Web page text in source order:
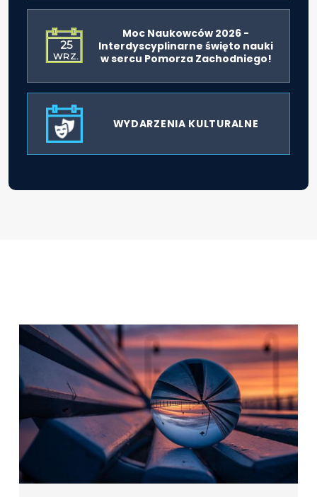
25
WRZ.
Moc Naukowców 2026 -
Interdyscyplinarne święto nauki
w sercu Pomorza Zachodniego!
WYDARZENIA KULTURALNE